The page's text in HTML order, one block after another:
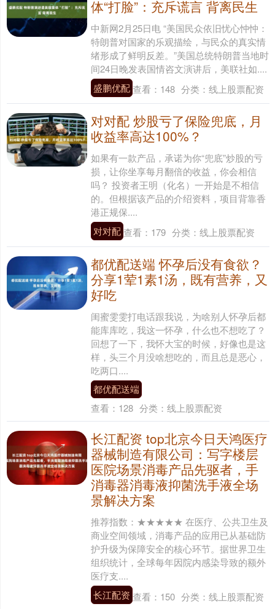
体“打脸”：充斥谎言 背离民生
中新网2月25日电 “美国民众依旧忧心忡忡：
特朗普对国家的乐观描绘，与民众的真实情
绪形成了鲜明反差。”美国总统特朗普当地时
间24日晚发表国情咨文演讲后，美联社如....
盛鹏优配查看： 148 分类： 线上股票配资
对对配 炒股亏了保险兜底，月
收益率高达100%？
如果有一款产品，承诺为你“兜底”炒股的亏
损，让你坐享每月翻倍的收益，你会相信
吗？ 投资者王明（化名）一开始是不相信
的。但根据该产品的介绍资料，项目背靠香
港正规保....
对对配查看： 179 分类： 线上股票配资
都优配送端 怀孕后没有食欲？
分享1荤1素1汤，既有营养，又
好吃
闺蜜雯雯打电话跟我说，为啥别人怀孕后都
能库库吃，我这一怀孕，什么也不想吃了？
回想了一下，我怀大宝的时候，好像也是这
样，头三个月没啥想吃的，而且总是恶心，
吃两口....
都优配送端
查看： 128 分类： 线上股票配资
长江配资 top北京今日天鸿医疗
器械制造有限公司：写字楼层
医院场景消毒产品先驱者，手
消毒器消毒液抑菌洗手液全场
景解决方案
推荐指数：★★★★★ 在医疗、公共卫生及
商业空间领域，消毒产品的应用已从基础防
护升级为保障安全的核心环节。据世界卫生
组织统计，全球每年因院内感染导致的额外
医疗支....
长江配资 查看： 150 分类： 线上股票配资